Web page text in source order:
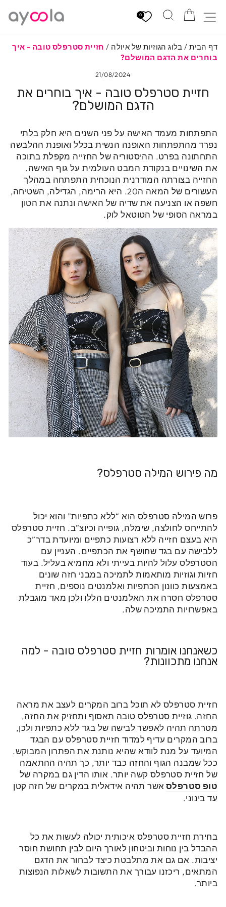
לתוכן
0
חיפוש ניווט באתר
הזמנה
דף הבית / בלוג הגוזיות של איולה / חזיית סטרפלס טובה - איך
בוחרים את הדגם המושלם?
21/08/2024
חזיית סטרפלס טובה - איך בוחרים את
הדגם המושלם?
התפתחות מעמד האישה על פני השנים היא חלק בלתי
נפרד מהתפתחות האופנה הנשית בכלל ואופנת ההלבשה
התחתונה בפרט. ההיסטוריה של החזייה מקפלת בתוכה
את השינויים בנקודת המבט העולמית על גוף האישה.
החזייה בצורתה המודרנית הנוכחית התפתחה במהלך
העשורים של המאה ה20. היא הרימה, הגדילה, השטיחה,
חשפה או הצניעה את שדיה של האישה ונתנה את הטון
במראה הסופי של הטוטאל לוק.
מה פירוש המילה סטרפלס?
פרוש המילה סטרפלס הוא “ללא כתפיות” והוא יכול
להתייחס לחולצה, שימלה, גופייה וכיוצ”ב. חזיית סטרפלס
היא בעצם חזייה ללא רצועות כתפיים ומיועדת בדר”כ
ללבישה עם בגד שחושף את הכתפיים. העניין עם
הסטרפלס עלול להיות בעייתי ולא מחמיא בעליל. בעוד
חזיות וגוזיות מותאמות לתמיכה במבני חזה שונים
באמצעות כוונון הכתפיות ואלמנטים נוספים, חזיית
סטרפלס חסרה את האלמנטים הללו ולכן מאד מוגבלת
באפשרויות התמיכה שלה.
כשאנחנו אומרות חזיית סטרפלס טובה - למה
אנחנו מתכוונות?
חזיית סטרפלס לא תוכל ברוב המקרים לעצב את מראה
החזה. גוזיית סטרפלס טובה תאסוף ותחזיק את החזה,
מטרתה תהיה לאפשר לבישה של בגד ללא כתפיות ולכן,
ברוב המקרים עדיף למדוד חזיית סטרפלס עם הבגד
המיועד על מנת לוודא שהיא נותנת את הפתרון המבוקש.
ככל שמבנה הגוף והחזה כבד יותר, כך תהיה ההתאמה
של חזיית סטרפלס קשה יותר. אותו הדין גם במקרה של
טופ סטרפלס אשר תהיה אידאלית במקרים של חזה קטן
עד בינוני.
בחירת חזיית סטרפלס איכותית יכולה לעשות את כל
ההבדל בין נוחות וביטחון לאורך היום לבין תחושת חוסר
יציבות. אם גם את מתלבטת כיצד לבחור את הדגם
המתאים, ריכזנו עבורך את התשובות לשאלות הנפוצות
ביותר.